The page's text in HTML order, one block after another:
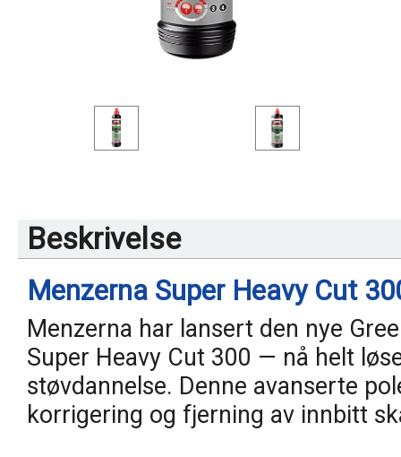
Beskrivelse
Menzerna Super Heavy Cut
Menzerna har lansert den nye
Super Heavy Cut 300 — nå helt
støvdannelse. Denne avanserte
korrigering og fjerning av innbitt